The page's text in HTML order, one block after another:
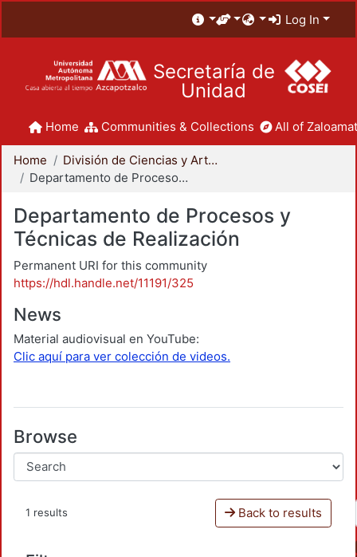
Log In
Secretaría de
Unidad
Home Communities & Collections All of
Home
División de Ciencias y Artes para el Diseño
Departamento de Procesos y Técnicas de Realización
Departamento de Procesos y
Técnicas de Realización
Permanent URI for this community
https://hdl.handle.net/11191/325
News
Material audiovisual en YouTube:
Clic aquí para ver colección de videos.
Browse
1 results Back to results